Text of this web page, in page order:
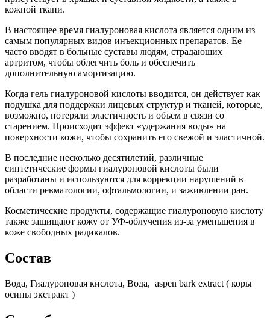
кожной ткани.
В настоящее время гиалуроновая кислота является одним из
самым популярных видов инъекционных препаратов. Ее
часто вводят в больные суставы людям, страдающих
артритом, чтобы облегчить боль и обеспечить
дополнительную амортизацию.
Когда гель гиалуроновой кислоты вводится, он действует как
подушка для поддержки лицевых структур и тканей, которые,
возможно, потеряли эластичность и объем в связи со
старением. Происходит эффект «удержания воды» на
поверхности кожи, чтобы сохранить его свежой и эластичной.
В последние несколько десятилетий, различные
синтетические формы гиалуроновой кислоты были
разработаны и используются для коррекции нарушений в
области ревматологии, офтальмологии, и заживлении ран.
Косметические продукты, содержащие гиалуроновую кислоту
также защищают кожу от УФ-облучения из-за уменьшения в
коже свободных радикалов.
Состав
Вода, Гиалуроновая кислота, Вода, aspen bark extract ( коры
осины экстракт )